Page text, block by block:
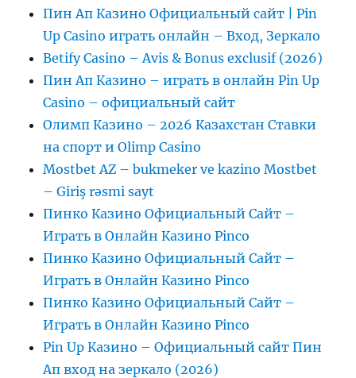
Пин Ап Казино Официальный сайт | Pin
Up Casino играть онлайн – Вход, Зеркало
Betify Casino – Avis & Bonus exclusif (2026)
Пин Ап Казино – играть в онлайн Pin Up
Casino – официальный сайт
Олимп Казино – 2026 Казахстан Ставки
на спорт и Olimp Casino
Mostbet AZ – bukmeker ve kazino Mostbet
– Giriş rəsmi sayt
Пинко Казино Официальный Сайт –
Играть в Онлайн Казино Pinco
Пинко Казино Официальный Сайт –
Играть в Онлайн Казино Pinco
Пинко Казино Официальный Сайт –
Играть в Онлайн Казино Pinco
Pin Up Казино – Официальный сайт Пин
Ап вход на зеркало (2026)